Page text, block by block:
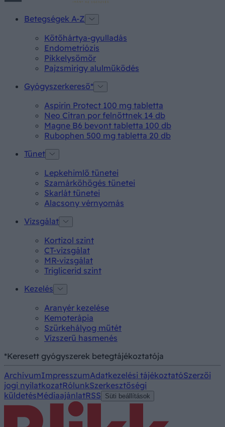
Betegségek A-Z
Kötőhártya-gyulladás
Endometriózis
Pikkelysömör
Pajzsmirigy alulműködés
Gyógyszerkereső*
Aspirin Protect 100 mg tabletta
Neo Citran por felnőttnek 14 db
Magne B6 bevont tabletta 100 db
Rubophen 500 mg tabletta 20 db
Tünet
Lepkehimlő tünetei
Szamárköhögés tünetei
Skarlát tünetei
Alacsony vérnyomás
Vizsgálat
Kortizol szint
CT-vizsgálat
MR-vizsgálat
Triglicerid szint
Kezelés
Aranyér kezelése
Kemoterápia
Szürkehályog műtét
Vízszerű hasmenés
*Keresett gyógyszerek betegtájékoztatója
ArchívumImpresszumAdatkezelési tájékoztatóSzerzői
jogi nyilatkozatRólunkSzerkesztőségi
küldetésMédiaajánlatRSS Süti beállítások